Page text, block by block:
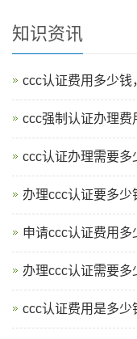
知识资讯
ccc认证费用多少钱
ccc强制认证办理费
ccc认证办理需要多
办理ccc认证要多少
申请ccc认证费用多
办理ccc认证需要
ccc认证费用是多少